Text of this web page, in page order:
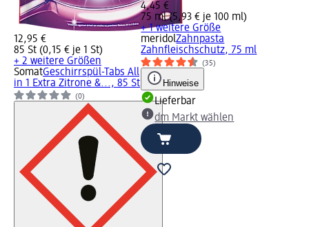
12,95 €
85 St (0,15 € je 1 St)
+ 2 weitere Größen
SomatGeschirrspül-Tabs All
in 1 Extra Zitrone &..., 85 St
(0)
4,45 €
75 ml (5,93 € je 100 ml)
+ 1 weitere Größe
meridolZahnpasta
Zahnfleischschutz, 75 ml
(35)
Hinweise
Lieferbar
dm Markt wählen